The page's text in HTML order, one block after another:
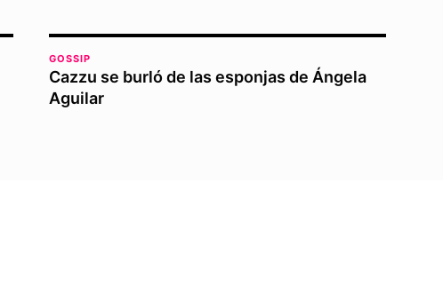
GOSSIP
Cazzu se burló de las esponjas de Ángela
Aguilar